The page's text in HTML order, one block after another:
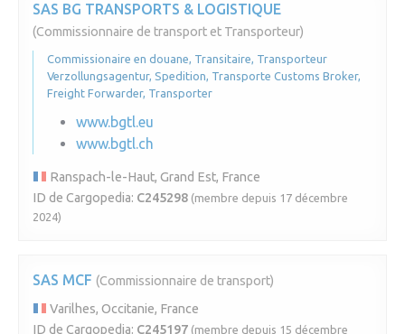
SAS BG TRANSPORTS & LOGISTIQUE
(Commissionnaire de transport et Transporteur)
Commissionaire en douane, Transitaire, Transporteur
Verzollungsagentur, Spedition, Transporte Customs Broker,
Freight Forwarder, Transporter
www.bgtl.eu
www.bgtl.ch
Ranspach-le-Haut, Grand Est, France
ID de Cargopedia: C245298 (membre depuis 17 décembre
2024)
SAS MCF (Commissionnaire de transport)
Varilhes, Occitanie, France
ID de Cargopedia: C245197 (membre depuis 15 décembre